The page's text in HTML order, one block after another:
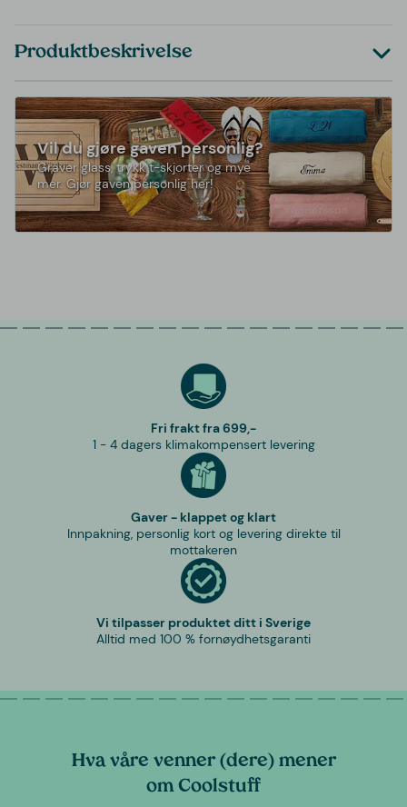
Produktbeskrivelse
Vil du gjøre gaven personlig?
Graver glass, trykk t-skjorter og mye
mer. Gjør gaven personlig her!
Fri frakt fra 699,-
1 - 4 dagers klimakompensert levering
Gaver - klappet og klart
Innpakning, personlig kort og levering direkte til
mottakeren
Vi tilpasser produktet ditt i Sverige
Alltid med 100 % fornøydhetsgaranti
Hva våre venner (dere) mener
om Coolstuff